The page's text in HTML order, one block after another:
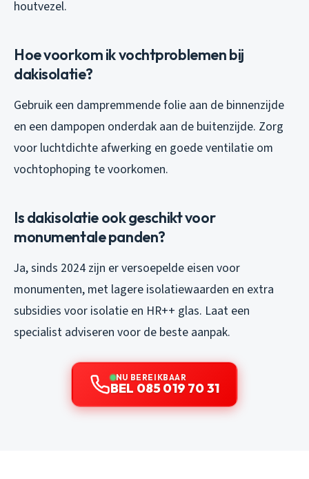
houtvezel.
Hoe voorkom ik vochtproblemen bij
dakisolatie?
Gebruik een dampremmende folie aan de binnenzijde
en een dampopen onderdak aan de buitenzijde. Zorg
voor luchtdichte afwerking en goede ventilatie om
vochtophoping te voorkomen.
Is dakisolatie ook geschikt voor
monumentale panden?
Ja, sinds 2024 zijn er versoepelde eisen voor
monumenten, met lagere isolatiewaarden en extra
subsidies voor isolatie en HR++ glas. Laat een
specialist adviseren voor de beste aanpak.
NU BEREIKBAAR
BEL 085 019 70 31